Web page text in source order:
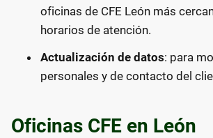
oficinas de CFE León más
horarios de atención.
Actualización de datos: para
personales y de contacto del
Oficinas CFE en León